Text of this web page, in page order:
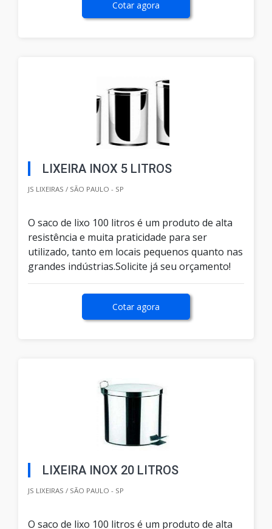
Cotar agora
LIXEIRA INOX 5 LITROS
JS LIXEIRAS / SÃO PAULO - SP
O saco de lixo 100 litros é um produto de alta
resistência e muita praticidade para ser
utilizado, tanto em locais pequenos quanto nas
grandes indústrias.Solicite já seu orçamento!
Cotar agora
LIXEIRA INOX 20 LITROS
JS LIXEIRAS / SÃO PAULO - SP
O saco de lixo 100 litros é um produto de alta